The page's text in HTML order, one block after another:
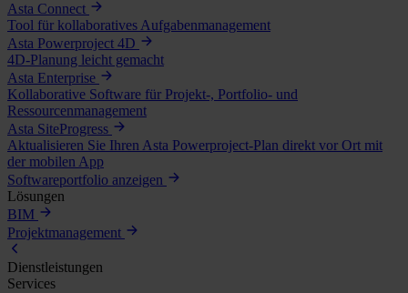
Asta Connect
Tool für kollaboratives Aufgabenmanagement
Asta Powerproject 4D
4D-Planung leicht gemacht
Asta Enterprise
Kollaborative Software für Projekt-, Portfolio- und
Ressourcenmanagement
Asta SiteProgress
Aktualisieren Sie Ihren Asta Powerproject-Plan direkt vor Ort mit
der mobilen App
Softwareportfolio anzeigen
Lösungen
BIM
Projektmanagement
Dienstleistungen
Services